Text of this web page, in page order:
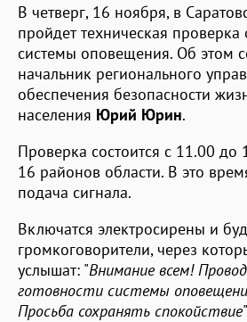
В четверг, 16 ноября, в
пройдет техническая
системы оповещения. Об этом
начальник регионального
обеспечения безопасности
населения Юрий Юрин.
Проверка состоится с 11.00 до
16 районов области. В это
подача сигнала.
Включатся электросирены и
громкоговорители, через
услышат: "Внимание всем!
готовности системы
Просьба сохранять спокойствие